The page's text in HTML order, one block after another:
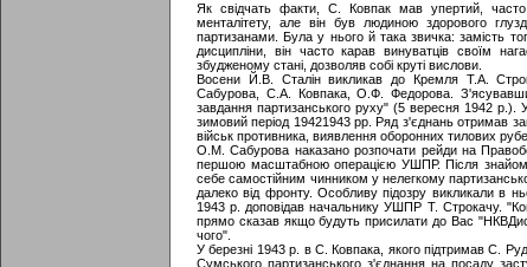
Як свідчать факти, С. Ковпак мав упертий,
менталітету, але він був людиною здорового
партизанами. Була у нього й така звичка: замість
дисципліни, він часто карав винуватців своїм
збудженому стані, дозволяв собі круті вислови.
Восени Й.В. Сталін викликав до Кремля Т.А.
Сабурова, С.А. Ковпака, О.Ф. Федорова.
завдання партизанського руху" (5 вересня 1942 р.).
зимовий період 19421943 рр. Ряд з'єднань отримав
військ противника, виявлення оборонних тилових
О.М. Сабурова наказано розпочати рейди на
першою масштабною операцією УШПР. Після
себе самостійним чинником у нелегкому
далеко від фронту. Особливу підозру викликали в
1943 р. доповідав начальнику УШПР Т. Строкачу.
прямо сказав якщо будуть присилати до Вас
чого".
У березні 1943 р. в С. Ковпака, якого підтримав С.
Сумського партизанського з'єднання на посаду